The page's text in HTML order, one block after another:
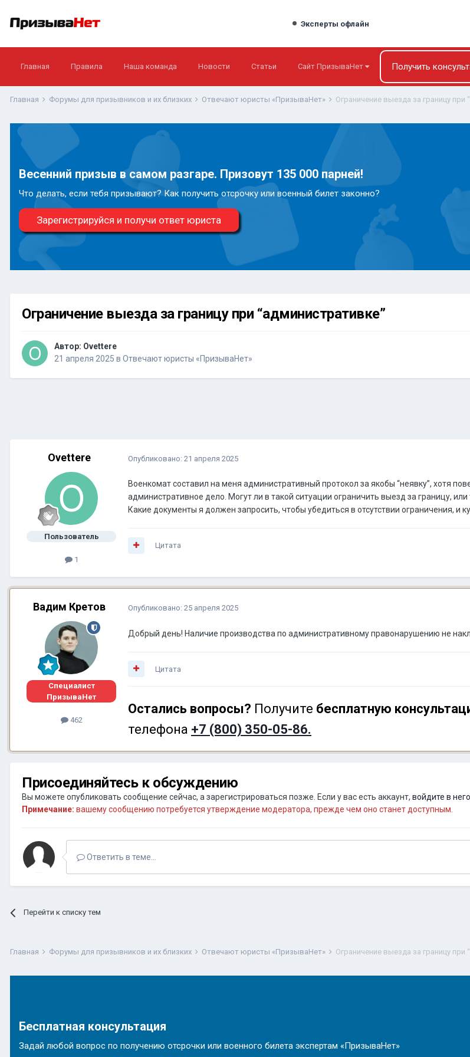
Эксперты офлайн
Главная Правила Наша команда Новости Статьи Сайт ПризываНет Получить
Главная Форумы для призывников и их близких Отвечают юристы «ПризываНет» Ограничение выезда за границу при
Весенний призыв в самом разгаре. Призовут 135 000 парней!
Что делать, если тебя призывают? Как получить отсрочку или военный билет законно?
Зарегистрируйся и получи ответ юриста
Ограничение выезда за границу при “административке”
Автор: Ovettere
21 апреля 2025 в Отвечают юристы «ПризываНет»
Ovettere
Пользователь
1
Опубликовано: 21 апреля 2025
Военкомат составил на меня административный протокол за якобы “неявку”, хотя
административное дело. Могут ли в такой ситуации ограничить выезд за границу,
Какие документы я должен запросить, чтобы убедиться в отсутствии ограничения,
Цитата
Вадим Кретов
Специалист
ПризываНет
462
Опубликовано: 25 апреля 2025
Добрый день! Наличие производства по административному правонарушению не
Цитата
Остались вопросы? Получите бесплатную
телефона +7 (800) 350-05-86.
Присоединяйтесь к обсуждению
Вы можете опубликовать сообщение сейчас, а зарегистрироваться позже. Если у вас есть аккаунт, войдите в него
Примечание: вашему сообщению потребуется утверждение модератора, прежде чем оно станет доступным.
Ответить в теме...
Перейти к списку тем
Главная Форумы для призывников и их близких Отвечают юристы «ПризываНет» Ограничение выезда за границу при
Бесплатная консультация
Задай любой вопрос по получению отсрочки или военного билета экспертам «ПризываНет»